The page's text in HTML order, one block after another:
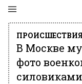
ПРОИСШЕСТВИЯ
В Москве
фото
силовиками